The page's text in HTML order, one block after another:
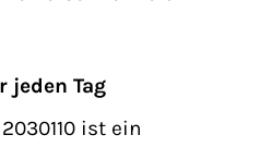
jeden Tag
ist ein